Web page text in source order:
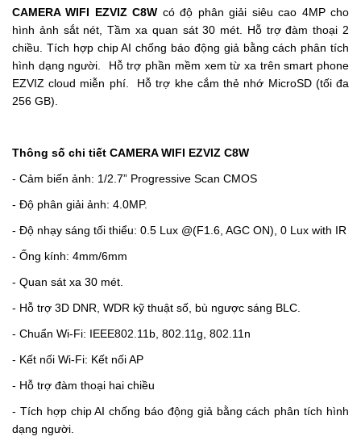
CAMERA WIFI EZVIZ C8W có độ phân giải siêu cao 4MP cho
hình ảnh sắt nét, Tầm xa quan sát 30 mét. Hỗ trợ đàm thoại 2
chiều. Tích hợp chip AI chống báo động giả bằng cách phân tích
hình dạng người. Hỗ trợ phần mềm xem từ xa trên smart phone
EZVIZ cloud miễn phí. Hỗ trợ khe cắm thẻ nhớ MicroSD (tối đa
256 GB).
Thông số chi tiết CAMERA WIFI EZVIZ C8W
- Cảm biến ảnh: 1/2.7” Progressive Scan CMOS
- Độ phân giải ảnh: 4.0MP.
- Độ nhạy sáng tối thiểu: 0.5 Lux @(F1.6, AGC ON), 0 Lux with IR
- Ống kính: 4mm/6mm
- Quan sát xa 30 mét.
- Hỗ trợ 3D DNR, WDR kỹ thuật số, bù ngược sáng BLC.
- Chuẩn Wi-Fi: IEEE802.11b, 802.11g, 802.11n
- Kết nối Wi-Fi: Kết nối AP
- Hỗ trợ đàm thoại hai chiều
- Tích hợp chip AI chống báo động giả bằng cách phân tích hình
dạng người.